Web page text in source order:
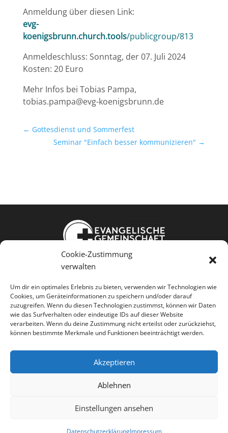
Cookie-Zustimmung
verwalten
Um dir ein optimales Erlebnis zu bieten, verwenden wir Technologien wie
Cookies, um Geräteinformationen zu speichern und/oder darauf
zuzugreifen. Wenn du diesen Technologien zustimmst, können wir Daten
wie das Surfverhalten oder eindeutige IDs auf dieser Website
verarbeiten. Wenn du deine Zustimmung nicht erteilst oder zurückziehst,
können bestimmte Merkmale und Funktionen beeinträchtigt werden.
Akzeptieren
Ablehnen
Einstellungen ansehen
DatenschutzerklärungImpressum
Anmeldung über diesen Link:
evg-
koenigsbrunn.church.tools/publicgroup/813
Anmeldeschluss: Sonntag, der 07. Juli 2024
Kosten: 20 Euro
Mehr Infos bei Tobias Pampa,
tobias.pampa@evg-koenigsbrunn.de
← Gottesdienst und Sommerfest
Seminar "Einfach besser kommunizieren" →
Weißkopfstraße 24
Jesus kennen Gemeinschaft leben
Menschen dienen

